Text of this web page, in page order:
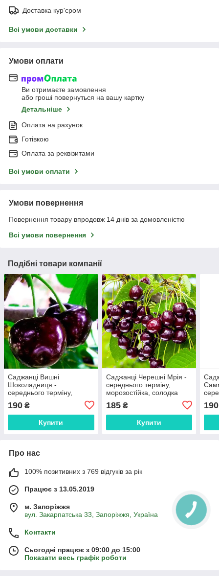
Доставка кур'єром
Всі умови доставки
Умови оплати
Ви отримаєте замовлення
або гроші повернуться на вашу картку
Детальніше
Оплата на рахунок
Готівкою
Оплата за реквізитами
Всі умови оплати
Умови повернення
Повернення товару впродовж 14 днів за домовленістю
Всі умови повернення
Подібні товари компанії
Саджанці Вишні
Шоколадниця -
середнього терміну,
морозостійка
190 ₴
Купити
Саджанці Черешні Мрія -
середнього терміну,
морозостійка, солодка
185₴
Купити
190
Про нас
100% позитивних з 769 відгуків за рік
Працює з 13.05.2019
м. Запоріжжя
вул. Закарпатська 33, Запоріжжя, Україна
Контакти
Сьогодні працює з 09:00 до 15:00
Показати весь графік роботи